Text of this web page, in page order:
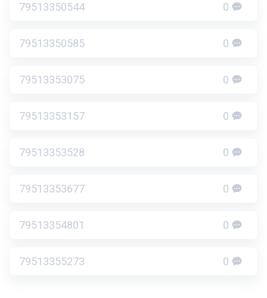
79513350544 0
79513350585 0
79513353075 0
79513353157 0
79513353528 0
79513353677 0
79513354801 0
79513355273 0